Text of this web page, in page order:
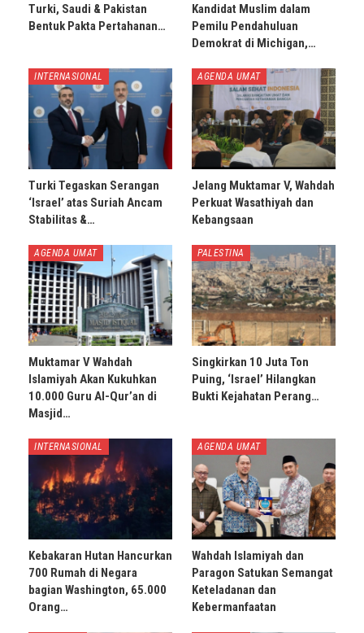
Turki, Saudi & Pakistan
Bentuk Pakta Pertahanan…
Kandidat Muslim dalam
Pemilu Pendahuluan
Demokrat di Michigan,…
INTERNASIONAL
Turki Tegaskan Serangan
‘Israel’ atas Suriah Ancam
Stabilitas &…
AGENDA UMAT
Jelang Muktamar V, Wahdah
Perkuat Wasathiyah dan
Kebangsaan
AGENDA UMAT
Muktamar V Wahdah
Islamiyah Akan Kukuhkan
10.000 Guru Al-Qur’an di
Masjid…
PALESTINA
Singkirkan 10 Juta Ton
Puing, ‘Israel’ Hilangkan
Bukti Kejahatan Perang…
INTERNASIONAL
Kebakaran Hutan Hancurkan
700 Rumah di Negara
bagian Washington, 65.000
Orang…
AGENDA UMAT
Wahdah Islamiyah dan
Paragon Satukan Semangat
Keteladanan dan
Kebermanfaatan